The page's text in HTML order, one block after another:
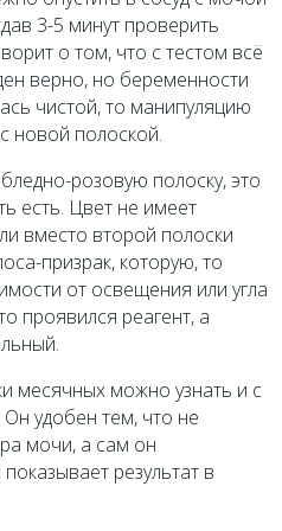
3-5 минут проверить
о том, что с тестом всё
верно, но беременности
чистой, то манипуляцию
новой полоской.
розовую полоску, это
есть. Цвет не имеет
вместо второй полоски
призрак, которую, то
от освещения или угла
проявился реагент, а
месячных можно узнать и с
удобен тем, что не
мочи, а сам он
результат в